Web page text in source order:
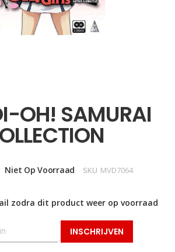
OH! SAMURAI
Niet Op Voorraad SKU MVD7064
zodra dit product weer op voorraad
INSCHRIJVEN